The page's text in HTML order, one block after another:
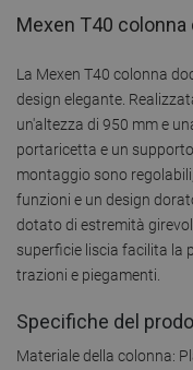
Mexen T40
La Mexen T40 colonna
design elegante.
un'altezza di 950 mm e
portaricetta e un
montaggio sono
funzioni e un design
dotato di estremità
superficie liscia facilita la
trazioni e piegamenti.
Specifiche del
Materiale della colonna: